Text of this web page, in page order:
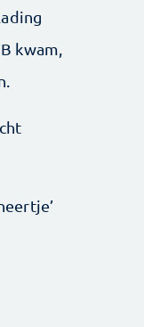
kwam,